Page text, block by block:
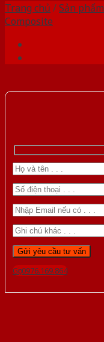
Trang chủ /Sản phẩm
Composite
Gọi 0976.169.864